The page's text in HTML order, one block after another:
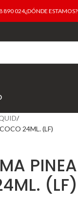
890 024¿DÓNDE ESTAMOS?
24ML. (LF)
(LF)